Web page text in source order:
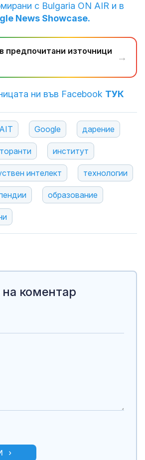
с Bulgaria ON AIR и в
News Showcase.
предпочитани източници
→
ни във Facebook ТУК
Google дарение
институт
интелект технологии
образование
коментар